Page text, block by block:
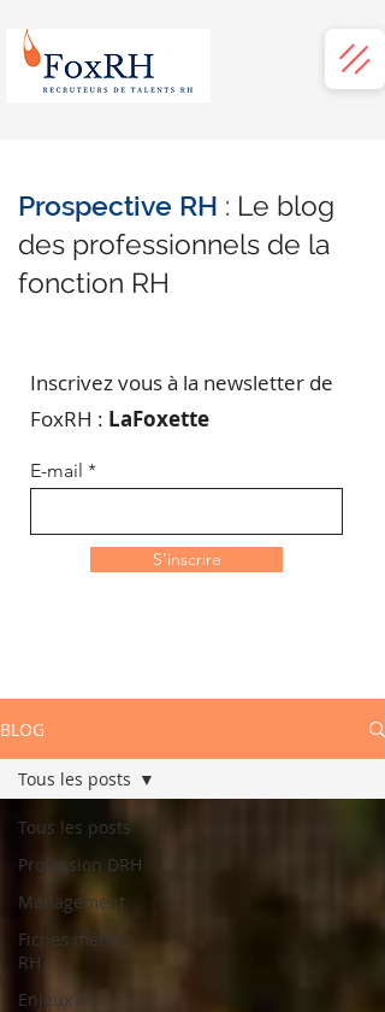
Prospective RH : Le blog
des professionnels de la
fonction RH
Inscrivez vous à la newsletter de
FoxRH : LaFoxette
E-mail
S'inscrire
BLOG
Tous les posts
Profession DRH
Management
Fiches métiers
RH
Enjeux RH
Tous les posts